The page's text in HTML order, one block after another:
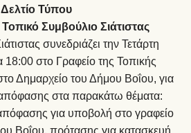
Δελτίο Τύπου
Συμβούλιο Σιάτιστας
συνεδριάζει την Τετάρτη
στο Γραφείο της Τοπικής
Δημαρχείο του Δήμου Βοΐου, για
στα παρακάτω θέματα:
για υποβολή στο γραφείο